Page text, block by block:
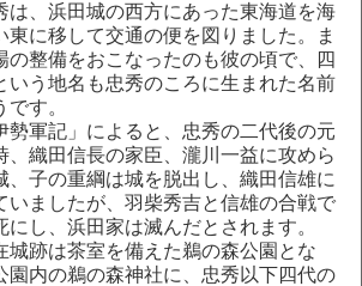
、浜田城の西方にあった東海道を海
東に移して交通の便を図りました。ま
の整備をおこなったのも彼の頃で、四
いう地名も忠秀のころに生まれた名前
です。
軍記」によると、忠秀の二代後の元
、織田信長の家臣、瀧川一益に攻めら
、子の重綱は城を脱出し、織田信雄に
いましたが、羽柴秀吉と信雄の合戦で
にし、浜田家は滅んだとされます。
跡は茶室を備えた鵜の森公園とな
園内の鵜の森神社に、忠秀以下四代の